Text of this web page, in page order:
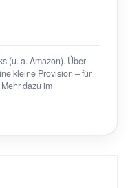
(u. a. Amazon). Über
kleine Provision – für
dazu im